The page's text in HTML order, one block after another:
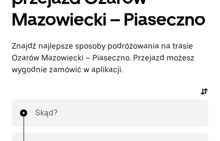
Mazowiecki – Piaseczno
Znajdź najlepsze sposoby podróżowania na trasie
Ozarów Mazowiecki – Piaseczno. Przejazd możesz
wygodnie zamówić w aplikacji.
Skąd?